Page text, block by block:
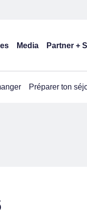
Media Partner +
Préparer ton